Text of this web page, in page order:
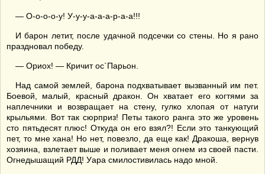
— О-о-о-о-у! У-у-у-а-а-а-р-а-а!!!
И барон летит, после удачной подсечки со стены. Но я рано
праздновал победу.
— Ориох! — Кричит ос`Парьон.
Над самой землей, барона подхватывает вызванный им пет.
Боевой, малый, красный дракон. Он хватает его когтями за
наплечники и возвращает на стену, гулко хлопая от натуги
крыльями. Вот так сюрприз! Петы такого ранга это же уровень
сто пятьдесят плюс! Откуда он его взял?! Если это танкующий
пет, то мне хана! Но нет, повезло, да еще как! Дракоша, вернув
хозяина, взлетает выше и поливает меня огнем из своей пасти.
Огнедышащий РДД! Уара смилостивилась надо мной.